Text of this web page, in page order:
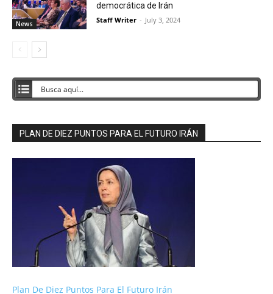
News
democrática de Irán
Staff Writer - July 3, 2024
PLAN DE DIEZ PUNTOS PARA EL FUTURO IRÁN
Plan De Diez Puntos Para El Futuro Irán